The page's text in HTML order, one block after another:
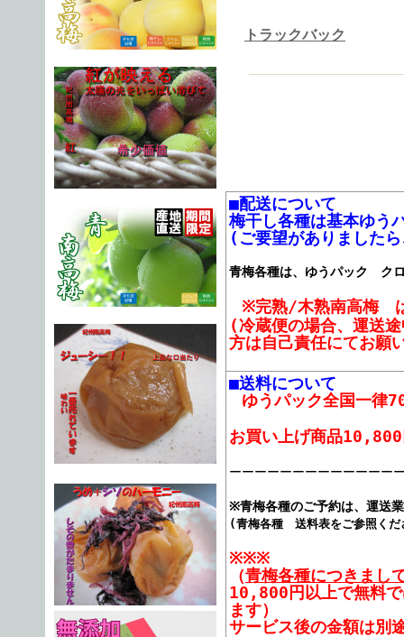
トラックバック
■配送について
梅干し各種は基本ゆう
(ご要望がありました
青梅各種は、ゆうパック ク
※完熟/木熟南高梅
(冷蔵便の場合、運送
方は自己責任にてお願
■送料について
ゆうパック全国一律
お買い上げ商品
ーーーーーーーーーーーーー
※青梅各種のご予約は、運送
(青梅各種 送料表をご参照く
※※※
（青梅各種につきまし
10,800円以上で無料で
ます）
サービス後の金額は別